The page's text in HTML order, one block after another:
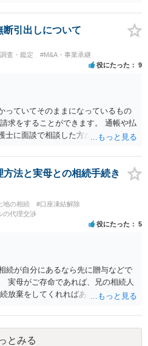
ことまでごちゃごちゃ考えず、自分
か ・・・お子さんの事をまで含め良
が、名字は変えたくない・・・養
ことになります。 しかし 彼は成人
の連れ子、全て平等にしたいと希
思います。 ・・・婚姻前の契約 あ
実現する方法はあります。 弁護
引出しについて
査・鑑定 #M&A・事業承継
役にたった 9
っていてそのままになっているもの
求をすることができます。 通帳や払
士に面談で相談した方がよいと思い
方法と実母との相続手続き
地の相続
#口座凍結解除
の代理交渉
役にたった 5
続が自分にあるなら先に贈与などで
実母がご存命であれば、兄の相続人
放棄をしてくれればあなた方兄弟及
とみる